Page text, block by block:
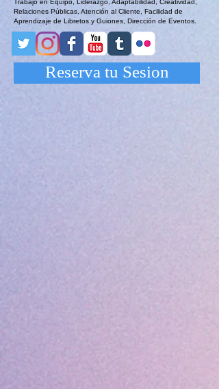
Trabajo en Equipo, Liderazgo, Adaptabilidad, Creatividad,
Relaciones Públicas, Atención al Cliente, Facilidad de
Aprendizaje de Libretos y Guiones, Dirección de Eventos.
Reserva tu Sesion